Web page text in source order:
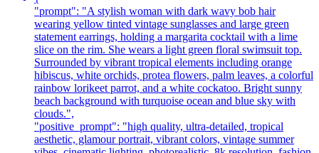
"prompt": "A stylish woman with dark wavy bob hair
wearing yellow tinted vintage sunglasses and large green
statement earrings, holding a margarita cocktail with a lime
slice on the rim. She wears a light green floral swimsuit top.
Surrounded by vibrant tropical elements including orange
hibiscus, white orchids, protea flowers, palm leaves, a colorful
rainbow lorikeet parrot, and a white cockatoo. Bright sunny
beach background with turquoise ocean and blue sky with
clouds.",
"positive_prompt": "high quality, ultra-detailed, tropical
aesthetic, glamour portrait, vibrant colors, vintage summer